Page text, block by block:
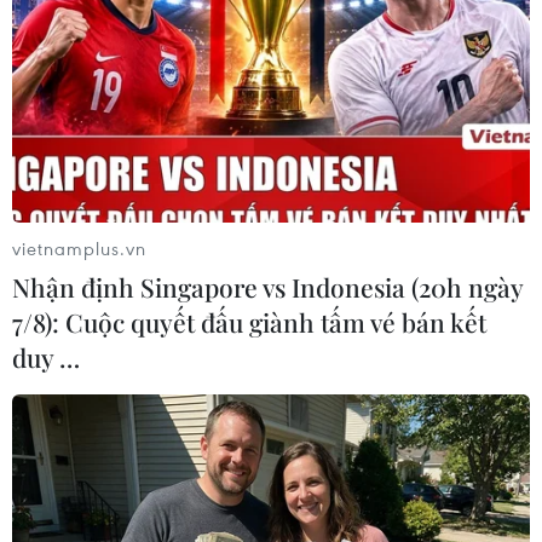
nước phương Tây liên tục phỏng đoán thời điểm Nga
tấn công Ukraine là một hành động khiêu khích và có
thể dẫn đến những hậu quả bất lợi.
vietnamplus.vn
Nhận định Singapore vs Indonesia (20h ngày
7/8): Cuộc quyết đấu giành tấm vé bán kết
duy …